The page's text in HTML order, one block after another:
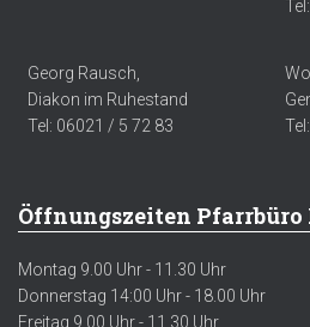
Georg Rausch,
Diakon im Ruhestand
Tel: 06021 / 5 72 83
Öffnungszeiten Pfarrbüro
Montag 9.00 Uhr - 11.30 Uhr
Donnerstag 14:00 Uhr - 18.00 Uhr
Freitag 9.00 Uhr - 11.30 Uhr